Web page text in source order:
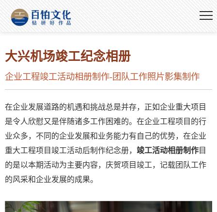
大兴机场竣工纪念相册
企业工程竣工活动相册制作-团队工作照片影集制作
在企业发展道路的机遇和挑战总是并存，正如企业重大项目
是令人欣慰又是伴随诸多工作困难的。在企业工程项目的行
业众多，不同的企业发展和业务能力有自己的优势，在企业
重大工程项目竣工活动后制作纪念册， 竣工活动相册制作目
的是以本期活动为主要内容，庆贺项目竣工，记载团队工作
的风采和企业发展的成果。